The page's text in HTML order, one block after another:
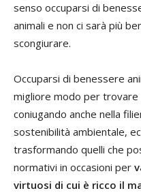
senso occuparsi di
animali e non ci sarà più
scongiurare.
Occuparsi di benessere
migliore modo per trovare
coniugando anche nella
sostenibilità ambientale,
trasformando quelli che
normativi in occasioni per
virtuosi di cui è ricco il